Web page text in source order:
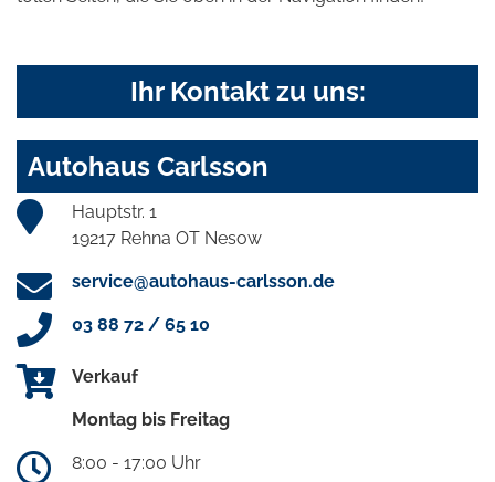
Ihr Kontakt zu uns:
Autohaus Carlsson
Hauptstr. 1
19217 Rehna OT Nesow
service@autohaus-carlsson.de
03 88 72 / 65 10
Verkauf
Montag bis Freitag
8:00 - 17:00 Uhr